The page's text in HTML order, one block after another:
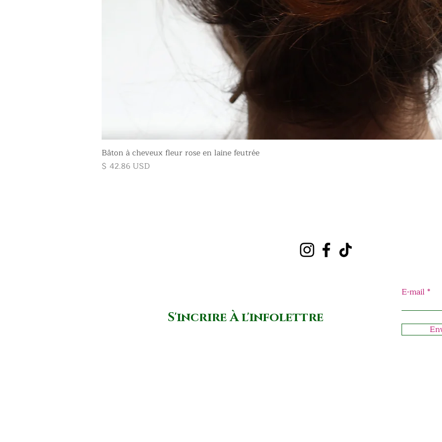
Bâton à cheveux fleur rose en laine feutrée
Prix
$ 42.86 USD
S'incrire À l'infolettre
E-mail